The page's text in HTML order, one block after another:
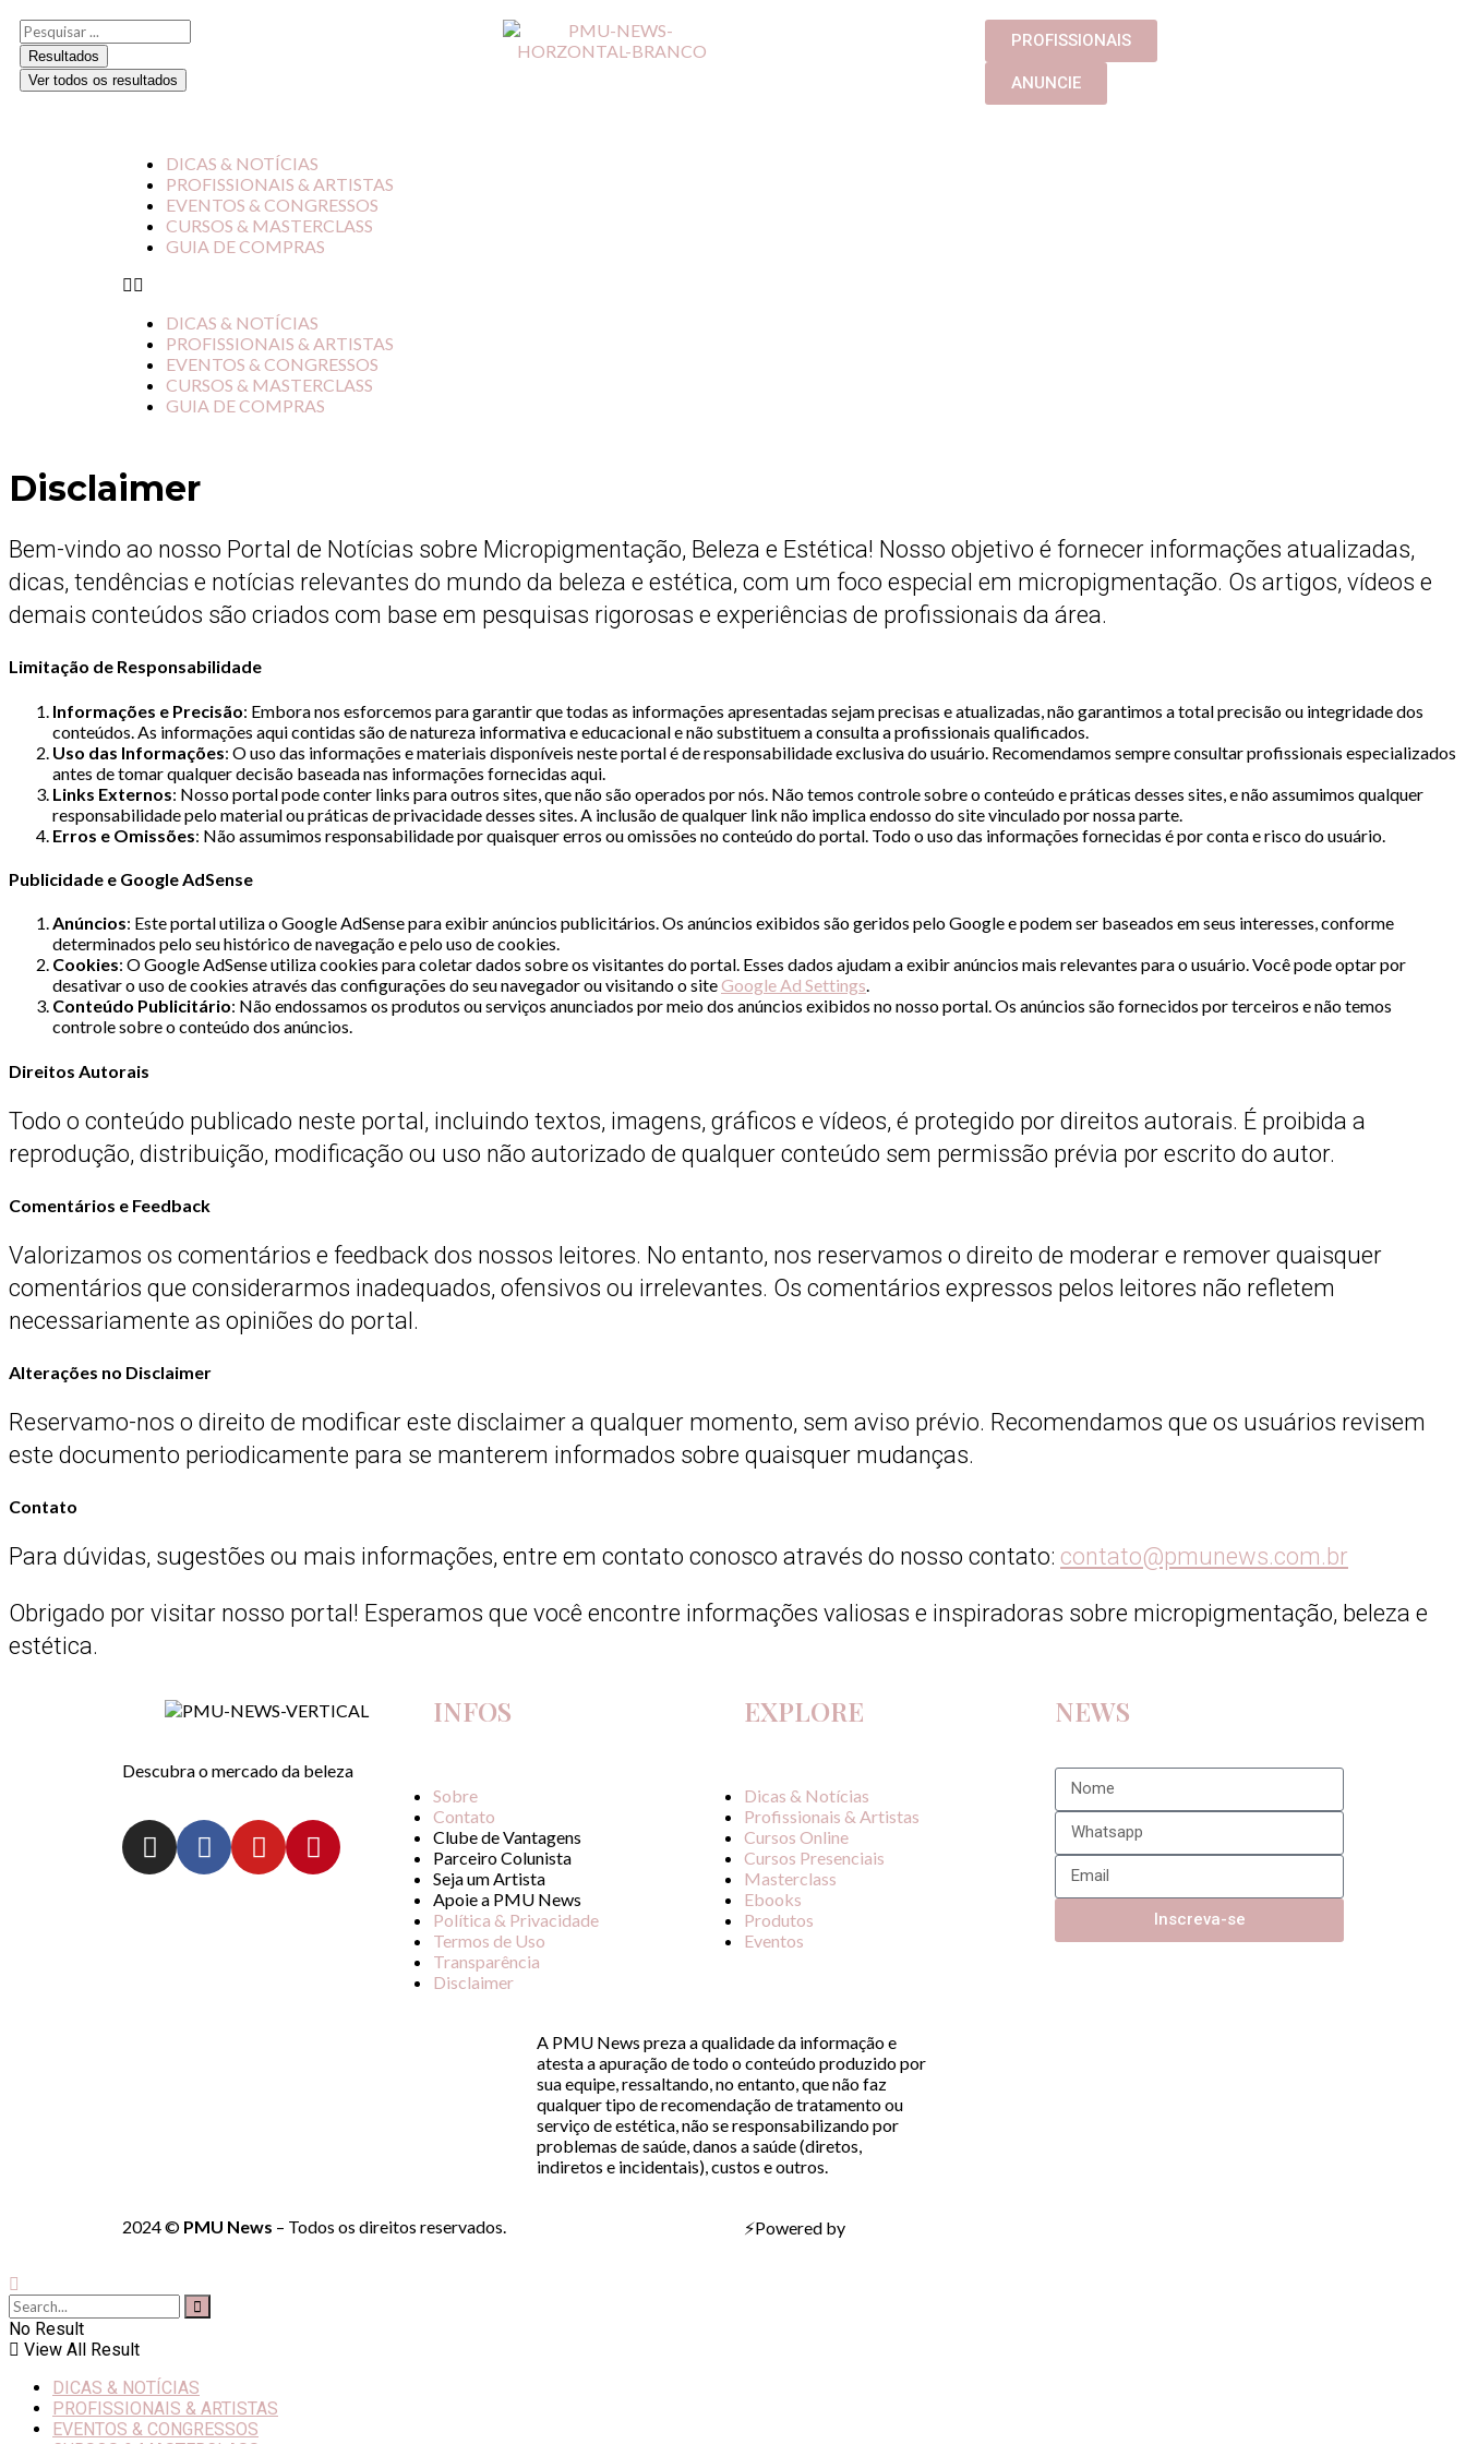
Resultados
Ver todos os resultados
PROFISSIONAIS
ANUNCIE
DICAS & NOTÍCIAS
PROFISSIONAIS & ARTISTAS
EVENTOS & CONGRESSOS
CURSOS & MASTERCLASS
GUIA DE COMPRAS
DICAS & NOTÍCIAS
PROFISSIONAIS & ARTISTAS
EVENTOS & CONGRESSOS
CURSOS & MASTERCLASS
GUIA DE COMPRAS
Disclaimer
Bem-vindo ao nosso Portal de Notícias sobre Micropigmentação, Beleza e Estética! Nosso objetivo é fornecer informações atualizadas,
dicas, tendências e notícias relevantes do mundo da beleza e estética, com um foco especial em micropigmentação. Os artigos, vídeos e
demais conteúdos são criados com base em pesquisas rigorosas e experiências de profissionais da área.
Limitação de Responsabilidade
Informações e Precisão: Embora nos esforcemos para garantir que todas as informações apresentadas sejam precisas e atualizadas, não garantimos a total precisão ou integridade dos
conteúdos. As informações aqui contidas são de natureza informativa e educacional e não substituem a consulta a profissionais qualificados.
Uso das Informações: O uso das informações e materiais disponíveis neste portal é de responsabilidade exclusiva do usuário. Recomendamos sempre consultar profissionais especializados
antes de tomar qualquer decisão baseada nas informações fornecidas aqui.
Links Externos: Nosso portal pode conter links para outros sites, que não são operados por nós. Não temos controle sobre o conteúdo e práticas desses sites, e não assumimos qualquer
responsabilidade pelo material ou práticas de privacidade desses sites. A inclusão de qualquer link não implica endosso do site vinculado por nossa parte.
Erros e Omissões: Não assumimos responsabilidade por quaisquer erros ou omissões no conteúdo do portal. Todo o uso das informações fornecidas é por conta e risco do usuário.
Publicidade e Google AdSense
Anúncios: Este portal utiliza o Google AdSense para exibir anúncios publicitários. Os anúncios exibidos são geridos pelo Google e podem ser baseados em seus interesses, conforme
determinados pelo seu histórico de navegação e pelo uso de cookies.
Cookies: O Google AdSense utiliza cookies para coletar dados sobre os visitantes do portal. Esses dados ajudam a exibir anúncios mais relevantes para o usuário. Você pode optar por
desativar o uso de cookies através das configurações do seu navegador ou visitando o siteGoogle Ad Settings.
Conteúdo Publicitário: Não endossamos os produtos ou serviços anunciados por meio dos anúncios exibidos no nosso portal. Os anúncios são fornecidos por terceiros e não temos
controle sobre o conteúdo dos anúncios.
Direitos Autorais
Todo o conteúdo publicado neste portal, incluindo textos, imagens, gráficos e vídeos, é protegido por direitos autorais. É proibida a
reprodução, distribuição, modificação ou uso não autorizado de qualquer conteúdo sem permissão prévia por escrito do autor.
Comentários e Feedback
Valorizamos os comentários e feedback dos nossos leitores. No entanto, nos reservamos o direito de moderar e remover quaisquer
comentários que considerarmos inadequados, ofensivos ou irrelevantes. Os comentários expressos pelos leitores não refletem
necessariamente as opiniões do portal.
Alterações no Disclaimer
Reservamo-nos o direito de modificar este disclaimer a qualquer momento, sem aviso prévio. Recomendamos que os usuários revisem
este documento periodicamente para se manterem informados sobre quaisquer mudanças.
Contato
Para dúvidas, sugestões ou mais informações, entre em contato conosco através do nosso contato: contato@pmunews.com.br
Obrigado por visitar nosso portal! Esperamos que você encontre informações valiosas e inspiradoras sobre micropigmentação, beleza e
estética.
Descubra o mercado da beleza
INFOS
Sobre
Contato
Clube de Vantagens
Parceiro Colunista
Seja um Artista
Apoie a PMU News
Política & Privacidade
Termos de Uso
Transparência
Disclaimer
EXPLORE
Dicas & Notícias
Profissionais & Artistas
Cursos Online
Cursos Presenciais
Masterclass
Ebooks
Produtos
Eventos
NEWS
Inscreva-se
A PMU News preza a qualidade da informação e
atesta a apuração de todo o conteúdo produzido por
sua equipe, ressaltando, no entanto, que não faz
qualquer tipo de recomendação de tratamento ou
serviço de estética, não se responsabilizando por
problemas de saúde, danos a saúde (diretos,
indiretos e incidentais), custos e outros.
2024 © PMU News – Todos os direitos reservados. ⚡Powered by
No Result
View All Result
DICAS & NOTÍCIAS
PROFISSIONAIS & ARTISTAS
EVENTOS & CONGRESSOS